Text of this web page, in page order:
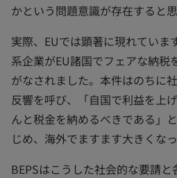
かという問題意識が存在すると思
実際、EUでは顕著に現れていま
系企業がEU諸国でフェアな納税
がなされました。本件はのちに
反響を呼び、「自国で利益を上
んと税金を納めるべきである」
じめ、海外でますます大きくなっ
BEPSはこうした社会的な要請